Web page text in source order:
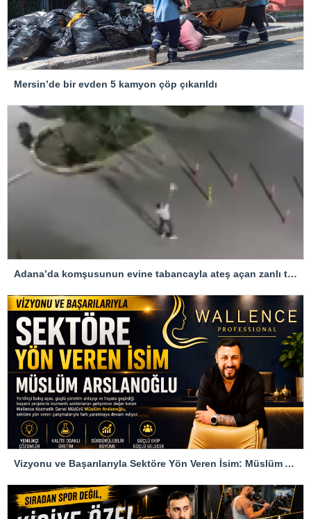
Mersin’de bir evden 5 kamyon çöp çıkarıldı
Adana’da komşusunun evine tabancayla ateş açan zanlı tutuklandı
Vizyonu ve Başarılarıyla Sektöre Yön Veren İsim: Müslüm Arslanoğlu